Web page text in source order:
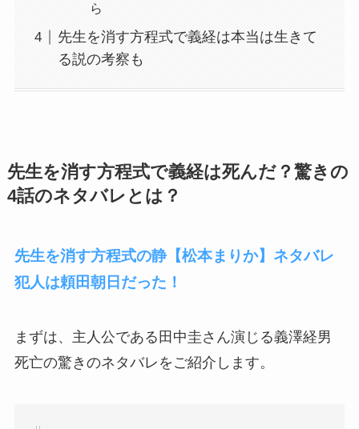
ら
先生を消す方程式で義経は本当は生きて
る説の考察も
先生を消す方程式で義経は死んだ？驚きの
4話のネタバレとは？
先生を消す方程式の静【松本まりか】ネタバレ
犯人は頼田朝日だった！
まずは、主人公である田中圭さん演じる義澤経男
死亡の驚きのネタバレをご紹介します。